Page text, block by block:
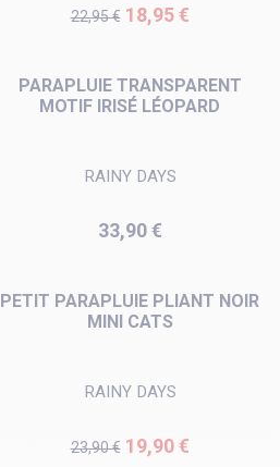
Prix de base
22,95 € Prix
18,95 €
PARAPLUIE TRANSPARENT
MOTIF IRISÉ LÉOPARD
RAINY DAYS
Prix
33,90 €
PETIT PARAPLUIE PLIANT NOIR
MINI CATS
RAINY DAYS
Prix de base
23,90 € Prix
19,90 €